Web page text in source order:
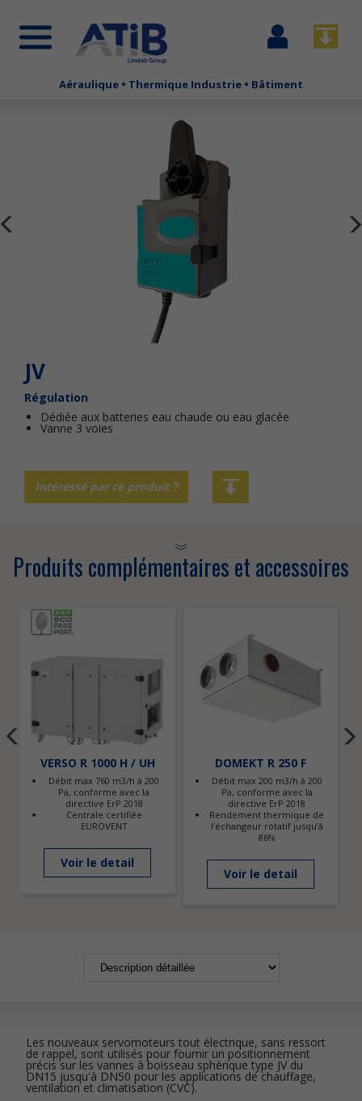
Aéraulique • Thermique Industrie • Bâtiment
JV
Régulation
Dédiée aux batteries eau chaude ou eau glacée
Vanne 3 voies
Intéressé par ce produit ?
Produits complémentaires et accessoires
VERSO R 1000 H / UH
Débit max 760 m3/h à 200
Pa, conforme avec la
directive ErP 2018
Centrale certifiée
EUROVENT
Voir le detail
DOMEKT R 250 F
Débit max 200 m3/h à 200
Pa, conforme avec la
directive ErP 2018
Rendement thermique de
l’échangeur rotatif jusqu’à
86%
Voir le detail
Les nouveaux servomoteurs tout électrique, sans ressort
de rappel, sont utilisés pour fournir un positionnement
précis sur les vannes à boisseau sphérique type JV du
DN15 jusqu'à DN50 pour les applications de chauffage,
ventilation et climatisation (CVC).